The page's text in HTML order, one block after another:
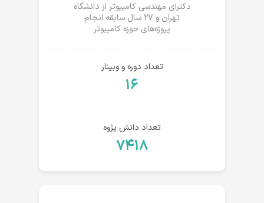
دکترای مهندسی کامپیوتر از دانشگاه
تهران و ۲۷ سال سابقه انجام
پروژه‌های حوزه کامپیوتر
تعداد دوره و وبینار
۱۶
تعداد دانش پژوه
۷۴۱۸